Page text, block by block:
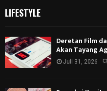
LIFESTYLE
Deretan Film
Akan Tayang
Juli 31, 2026